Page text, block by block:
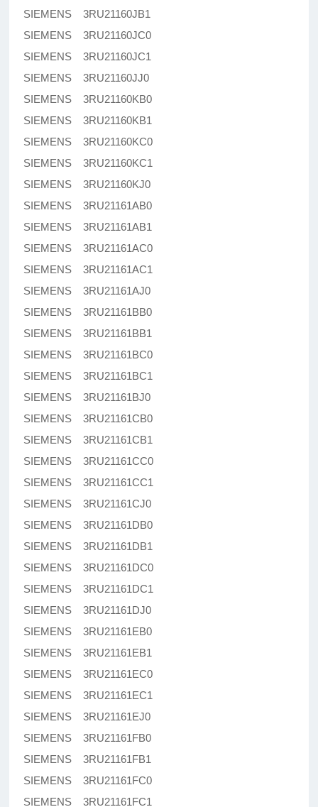
SIEMENS 3RU21160JB1
SIEMENS 3RU21160JC0
SIEMENS 3RU21160JC1
SIEMENS 3RU21160JJ0
SIEMENS 3RU21160KB0
SIEMENS 3RU21160KB1
SIEMENS 3RU21160KC0
SIEMENS 3RU21160KC1
SIEMENS 3RU21160KJ0
SIEMENS 3RU21161AB0
SIEMENS 3RU21161AB1
SIEMENS 3RU21161AC0
SIEMENS 3RU21161AC1
SIEMENS 3RU21161AJ0
SIEMENS 3RU21161BB0
SIEMENS 3RU21161BB1
SIEMENS 3RU21161BC0
SIEMENS 3RU21161BC1
SIEMENS 3RU21161BJ0
SIEMENS 3RU21161CB0
SIEMENS 3RU21161CB1
SIEMENS 3RU21161CC0
SIEMENS 3RU21161CC1
SIEMENS 3RU21161CJ0
SIEMENS 3RU21161DB0
SIEMENS 3RU21161DB1
SIEMENS 3RU21161DC0
SIEMENS 3RU21161DC1
SIEMENS 3RU21161DJ0
SIEMENS 3RU21161EB0
SIEMENS 3RU21161EB1
SIEMENS 3RU21161EC0
SIEMENS 3RU21161EC1
SIEMENS 3RU21161EJ0
SIEMENS 3RU21161FB0
SIEMENS 3RU21161FB1
SIEMENS 3RU21161FC0
SIEMENS 3RU21161FC1